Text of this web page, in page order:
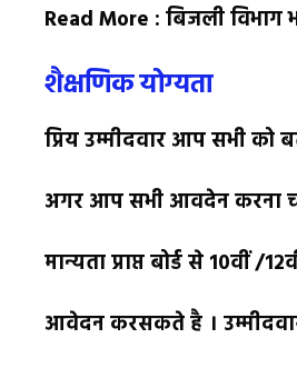
Read More : बिजली
शैक्षणिक योग्यता
प्रिय उम्मीदवार आप सभी को
अगर आप सभी आवदेन करना
मान्यता प्राप्त बोर्ड से 10वीं
आवेदन करसकते है ।